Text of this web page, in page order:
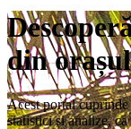
din
Acest portal
statistici și analize,